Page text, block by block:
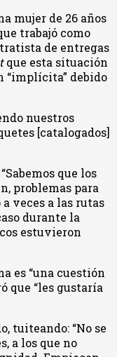
mujer de 26 años
trabajó como
de entregas
que esta situación
“implícita” debido
nuestros
[catalogados]
que los
problemas para
veces a las rutas
durante la
estuvieron
es “una cuestión
que “les gustaría
tuiteando: “No se
a los que no